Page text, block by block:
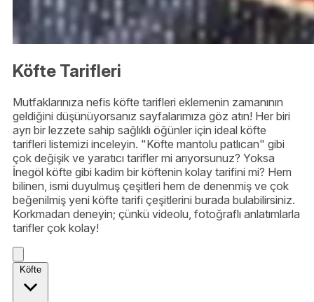
Köfte Tarifleri
Mutfaklarınıza nefis köfte tarifleri eklemenin zamanının
geldiğini düşünüyorsanız sayfalarımıza göz atın! Her biri
ayrı bir lezzete sahip sağlıklı öğünler için ideal köfte
tarifleri listemizi inceleyin. "Köfte mantolu patlıcan" gibi
çok değişik ve yaratıcı tarifler mi arıyorsunuz? Yoksa
İnegöl köfte gibi kadim bir köftenin kolay tarifini mi? Hem
bilinen, ismi duyulmuş çeşitleri hem de denenmiş ve çok
beğenilmiş yeni köfte tarifi çeşitlerini burada bulabilirsiniz.
Korkmadan deneyin; çünkü videolu, fotoğraflı anlatımlarla
tarifler çok kolay!
Köfte